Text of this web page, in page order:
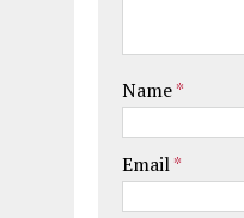
Name*
Email*